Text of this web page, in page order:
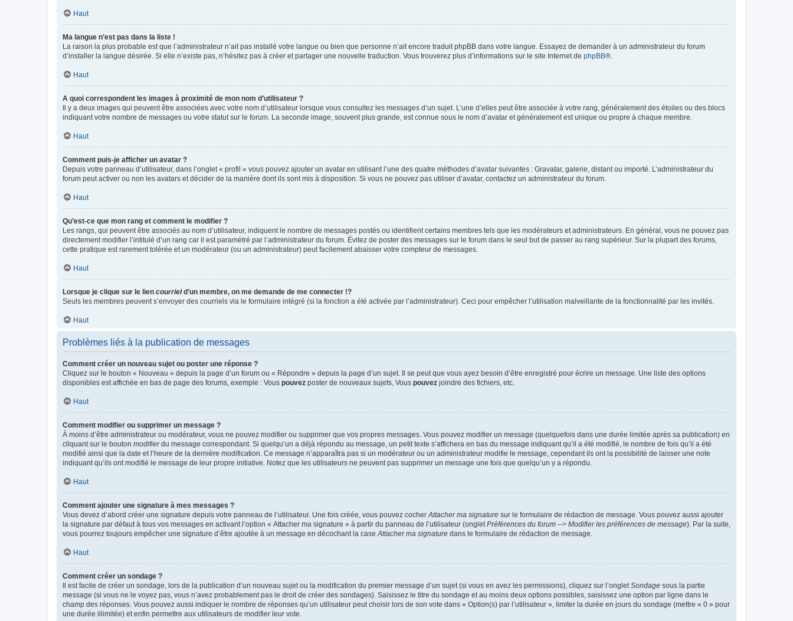
Haut
Ma langue n’est pas dans la liste !
La raison la plus probable est que l’administrateur n’ait pas installé votre langue ou bien que personne n’ait encore traduit phpBB dans votre langue. Essayez de demander à un administrateur du forum
d’installer la langue désirée. Si elle n’existe pas, n’hésitez pas à créer et partager une nouvelle traduction. Vous trouverez plus d’informations sur le site Internet de phpBB®.
Haut
A quoi correspondent les images à proximité de mon nom d’utilisateur ?
Il y a deux images qui peuvent être associées avec votre nom d’utilisateur lorsque vous consultez les messages d’un sujet. L’une d’elles peut être associée à votre rang, généralement des étoiles ou des blocs
indiquant votre nombre de messages ou votre statut sur le forum. La seconde image, souvent plus grande, est connue sous le nom d’avatar et généralement est unique ou propre à chaque membre.
Haut
Comment puis-je afficher un avatar ?
Depuis votre panneau d’utilisateur, dans l’onglet « profil » vous pouvez ajouter un avatar en utilisant l’une des quatre méthodes d’avatar suivantes : Gravatar, galerie, distant ou importé. L’administrateur du
forum peut activer ou non les avatars et décider de la manière dont ils sont mis à disposition. Si vous ne pouvez pas utiliser d’avatar, contactez un administrateur du forum.
Haut
Qu’est-ce que mon rang et comment le modifier ?
Les rangs, qui peuvent être associés au nom d’utilisateur, indiquent le nombre de messages postés ou identifient certains membres tels que les modérateurs et administrateurs. En général, vous ne pouvez pas
directement modifier l’intitulé d’un rang car il est paramétré par l’administrateur du forum. Évitez de poster des messages sur le forum dans le seul but de passer au rang supérieur. Sur la plupart des forums,
cette pratique est rarement tolérée et un modérateur (ou un administrateur) peut facilement abaisser votre compteur de messages.
Haut
Lorsque je clique sur le lien courrield’un membre, on me demande de me connecter !?
Seuls les membres peuvent s’envoyer des courriels via le formulaire intégré (si la fonction a été activée par l’administrateur). Ceci pour empêcher l’utilisation malveillante de la fonctionnalité par les invités.
Haut
Problèmes liés à la publication de messages
Comment créer un nouveau sujet ou poster une réponse ?
Cliquez sur le bouton « Nouveau » depuis la page d’un forum ou « Répondre » depuis la page d’un sujet. Il se peut que vous ayez besoin d’être enregistré pour écrire un message. Une liste des options
disponibles est affichée en bas de page des forums, exemple : Vous pouvez poster de nouveaux sujets, Vous pouvez joindre des fichiers, etc.
Haut
Comment modifier ou supprimer un message ?
À moins d’être administrateur ou modérateur, vous ne pouvez modifier ou supprimer que vos propres messages. Vous pouvez modifier un message (quelquefois dans une durée limitée après sa publication) en
cliquant sur le bouton modifierdu message correspondant. Si quelqu’un a déjà répondu au message, un petit texte s’affichera en bas du message indiquant qu’il a été modifié, le nombre de fois qu’il a été
modifié ainsi que la date et l’heure de la dernière modification. Ce message n’apparaîtra pas si un modérateur ou un administrateur modifie le message, cependant ils ont la possibilité de laisser une note
indiquant qu’ils ont modifié le message de leur propre initiative. Notez que les utilisateurs ne peuvent pas supprimer un message une fois que quelqu’un y a répondu.
Haut
Comment ajouter une signature à mes messages ?
Vous devez d’abord créer une signature depuis votre panneau de l’utilisateur. Une fois créée, vous pouvez cocher Attacher ma signature sur le formulaire de rédaction de message. Vous pouvez aussi ajouter
la signature par défaut à tous vos messages en activant l’option « Attacher ma signature » à partir du panneau de l’utilisateur (onglet Préférences du forum --> Modifier les préférences de message). Par la suite,
vous pourrez toujours empêcher une signature d’être ajoutée à un message en décochant la case Attacher ma signature dans le formulaire de rédaction de message.
Haut
Comment créer un sondage ?
Il est facile de créer un sondage, lors de la publication d’un nouveau sujet ou la modification du premier message d’un sujet (si vous en avez les permissions), cliquez sur l’onglet Sondage sous la partie
message (si vous ne le voyez pas, vous n’avez probablement pas le droit de créer des sondages). Saisissez le titre du sondage et au moins deux options possibles, saisissez une option par ligne dans le
champ des réponses. Vous pouvez aussi indiquer le nombre de réponses qu’un utilisateur peut choisir lors de son vote dans « Option(s) par l’utilisateur », limiter la durée en jours du sondage (mettre « 0 » pour
une durée illimitée) et enfin permettre aux utilisateurs de modifier leur vote.